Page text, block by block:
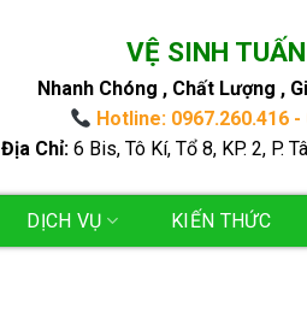
VỆ SINH
Nhanh Chóng , Chất Lượng ,
Hotline: 0967.260.416 -
Địa Chỉ:6 Bis, Tô Kí, Tổ 8, KP. 2, P.
DỊCH VỤ KIẾN THỨC